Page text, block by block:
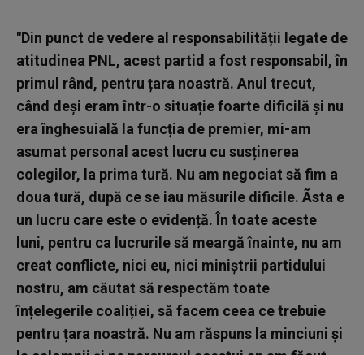
"Din punct de vedere al responsabilității legate de
atitudinea PNL, acest partid a fost responsabil, în
primul rând, pentru țara noastră. Anul trecut,
când deși eram într-o situație foarte dificilă și nu
era înghesuială la funcția de premier, mi-am
asumat personal acest lucru cu susținerea
colegilor, la prima tură. Nu am negociat să fim a
doua tură, după ce se iau măsurile dificile. Ãsta e
un lucru care este o evidență. În toate aceste
luni, pentru ca lucrurile să meargă înainte, nu am
creat conflicte, nici eu, nici miniștrii partidului
nostru, am căutat să respectăm toate
înțelegerile coaliției, să facem ceea ce trebuie
pentru țara noastră. Nu am răspuns la minciuni și